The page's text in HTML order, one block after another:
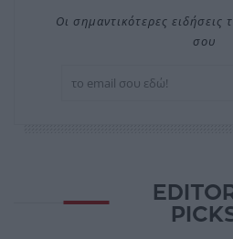
Οι σημαντικότερες
σου